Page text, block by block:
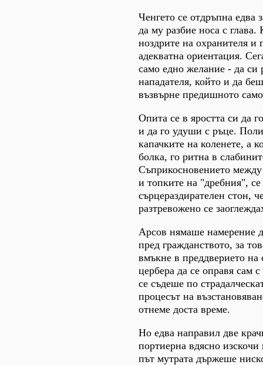
Ченгето се отдръпна едва
да му разбие носа с глава.
ноздрите на охранителя и
адекватна ориентация.
само едно желание - да си
нападателя, който и да
възвърне предишното
Опита се в яростта си да
и да го удуши с ръце.
капачките на коленете, а
болка, го ритна в
Съприкосновението
и топките на "дребния", се
сърцераздирателен стон,
разтревожено се
Арсов нямаше намерение
пред гражданството, за
вмъкне в преддверието на
цербера да се оправя сам
се съдеше по
процесът на
отнеме доста време.
Но едва направил две
портиерна вдясно
път мутрата държеше